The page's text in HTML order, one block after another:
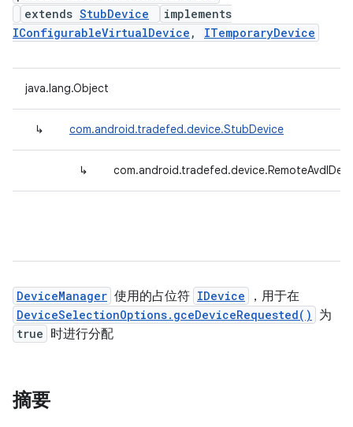
extends StubDevice
implements
IConfigurableVirtualDevice , ITemporaryDevice
java.lang.Object
↳ com.android.tradefed.device.StubDevice
↳
DeviceManager 使用的占位符 IDevice ，用于在
DeviceSelectionOptions.gceDeviceRequested() 为
true 时进行分配
摘要